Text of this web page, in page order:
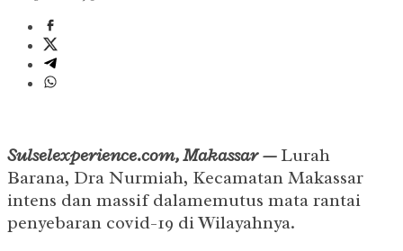
Sulselexperience.com, Makassar —Lurah
Barana, Dra Nurmiah, Kecamatan Makassar
intens dan massif dalamemutus mata rantai
penyebaran covid-19 di Wilayahnya.